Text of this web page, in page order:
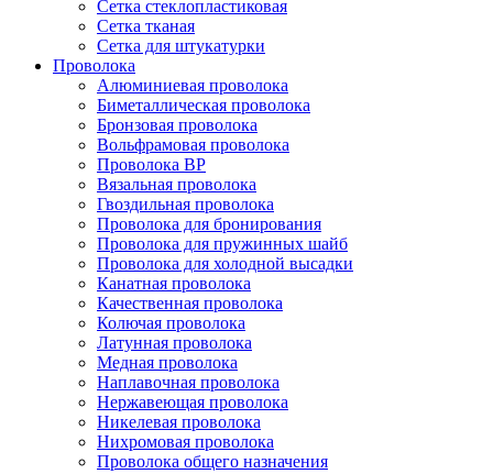
Сетка стеклопластиковая
Сетка тканая
Сетка для штукатурки
Проволока
Алюминиевая проволока
Биметаллическая проволока
Бронзовая проволока
Вольфрамовая проволока
Проволока ВР
Вязальная проволока
Гвоздильная проволока
Проволока для бронирования
Проволока для пружинных шайб
Проволока для холодной высадки
Канатная проволока
Качественная проволока
Колючая проволока
Латунная проволока
Медная проволока
Наплавочная проволока
Нержавеющая проволока
Никелевая проволока
Нихромовая проволока
Проволока общего назначения